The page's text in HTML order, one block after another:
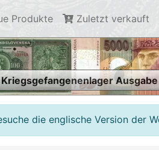
Produkte Zuletzt verkauft
Kriegsgefangenenlager
die englische Version der